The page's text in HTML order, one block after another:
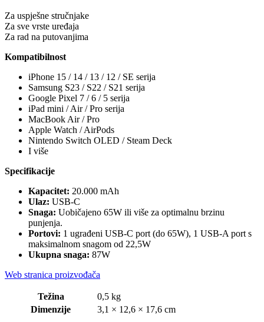
Za uspješne stručnjake
Za sve vrste uređaja
Za rad na putovanjima
Kompatibilnost
iPhone 15 / 14 / 13 / 12 / SE serija
Samsung S23 / S22 / S21 serija
Google Pixel 7 / 6 / 5 serija
iPad mini / Air / Pro serija
MacBook Air / Pro
Apple Watch / AirPods
Nintendo Switch OLED / Steam Deck
I više
Specifikacije
Kapacitet: 20.000 mAh
Ulaz: USB-C
Snaga: Uobičajeno 65W ili više za optimalnu brzinu
punjenja.
Portovi: 1 ugrađeni USB-C port (do 65W), 1 USB-A port s
maksimalnom snagom od 22,5W
Ukupna snaga: 87W
Web stranica proizvođača
Težina
0,5 kg
Dimenzije
3,1 × 12,6 × 17,6 cm